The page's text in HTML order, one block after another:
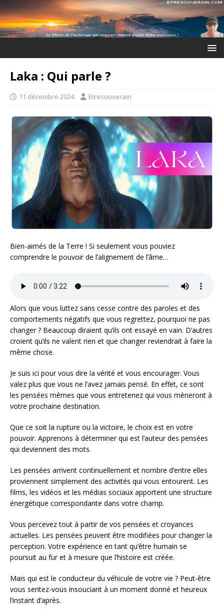
Laka : Qui parle ?
11 décembre 2024 Etresouverain
Bien-aimés de la Terre ! Si seulement vous pouviez
comprendre le pouvoir de l’alignement de l’âme…
Alors que vous luttez sans cesse contre des paroles et des
comportements négatifs que vous regrettez, pourquoi ne pas
changer ? Beaucoup diraient qu’ils ont essayé en vain. D’autres
croient qu’ils ne valent rien et que changer reviendrait à faire la
même chose.
Je suis ici pour vous dire la vérité et vous encourager. Vous
valez plus que vous ne l’avez jamais pensé. En effet, ce sont
les pensées mêmes que vous entretenez qui vous mèneront à
votre prochaine destination.
Que ce soit la rupture ou la victoire, le choix est en votre
pouvoir. Apprenons à déterminer qui est l’auteur des pensées
qui deviennent des mots.
Les pensées arrivent continuellement et nombre d’entre elles
proviennent simplement des activités qui vous entourent. Les
films, les vidéos et les médias sociaux apportent une structure
énergétique correspondante dans votre champ.
Vous percevez tout à partir de vos pensées et croyances
actuelles. Les pensées peuvent être modifiées pour changer la
perception. Votre expérience en tant qu’être humain se
poursuit au fur et à mesure que l’histoire est créée.
Mais qui est le conducteur du véhicule de votre vie ? Peut-être
vous sentez-vous insouciant à un moment donné et heureux
l’instant d’après.